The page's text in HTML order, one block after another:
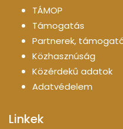
TÁMOP
Támogatás
Partnerek,
Közhasznúság
Közérdekű adatok
Adatvédelem
Linkek